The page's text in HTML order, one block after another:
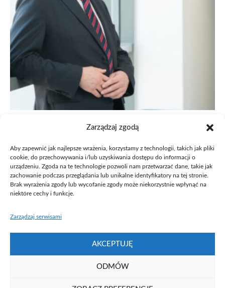
Zarządzaj zgodą
Aby zapewnić jak najlepsze wrażenia, korzystamy z technologii, takich jak pliki
cookie, do przechowywania i/lub uzyskiwania dostępu do informacji o
urządzeniu. Zgoda na te technologie pozwoli nam przetwarzać dane, takie jak
zachowanie podczas przeglądania lub unikalne identyfikatory na tej stronie.
Brak wyrażenia zgody lub wycofanie zgody może niekorzystnie wpłynąć na
niektóre cechy i funkcje.
Zarządzaj serwisami
AKCEPTUJĘ
ODMÓW
prof. dr hab. Hieronim Maciejewski
Członek Zarządu Fundacji Uniwersytetu im. Adama Mickiewicza
Zastępca Dyrektora Poznańskiego Parku Naukowo-
Technologicznego